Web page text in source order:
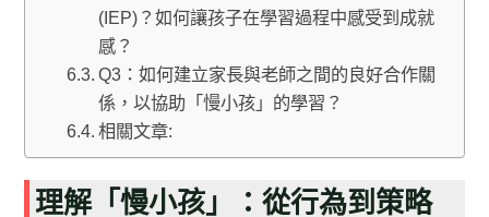
(IEP)？如何讓孩子在學習過程中感受到成就
感？
Q3：如何建立家長與老師之間的良好合作關
係，以協助「慢小孩」的學習？
相關文章:
理解「慢小孩」：從行為到策略